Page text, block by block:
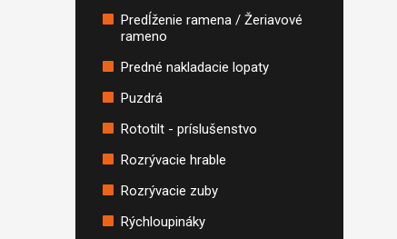
Predĺženie ramena / Žeriavové
rameno
Predné nakladacie lopaty
Puzdrá
Rototilt - príslušenstvo
Rozrývacie hrable
Rozrývacie zuby
Rýchloupináky